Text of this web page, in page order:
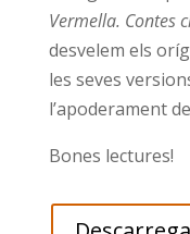
Vermella. Contes
desvelem els
les seves
l’apoderament
Bones lectures!